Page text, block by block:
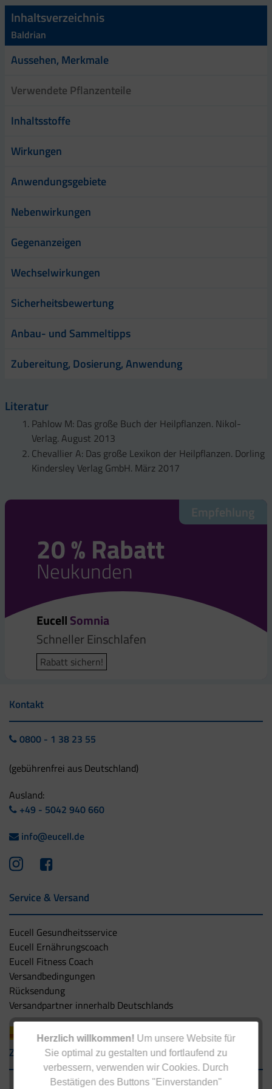
Herzlich willkommen! Um unsere Website für
Sie optimal zu gestalten und fortlaufend zu
verbessern, verwenden wir Cookies. Durch
Bestätigen des Buttons "Einverstanden"
Inhaltsverzeichnis
Baldrian
Aussehen, Merkmale
Verwendete Pflanzenteile
Inhaltsstoffe
Wirkungen
Anwendungsgebiete
Nebenwirkungen
Gegenanzeigen
Wechselwirkungen
Sicherheitsbewertung
Anbau- und Sammeltipps
Zubereitung, Dosierung, Anwendung
Literatur
Pahlow M: Das große Buch der Heilpflanzen. Nikol-
Verlag. August 2013
Chevallier A: Das große Lexikon der Heilpflanzen. Dorling
Kindersley Verlag GmbH. März 2017
Empfehlung
20 % Rabatt
Neukunden
EucellSomnia
Schneller Einschlafen
Rabatt sichern!
Kontakt
0800 - 1 38 23 55
(gebührenfrei aus Deutschland)
Ausland:
+49 - 5042 940 660
info@eucell.de
Service & Versand
Eucell Gesundheitsservice
Eucell Ernährungscoach
Eucell Fitness Coach
Versandbedingungen
Rücksendung
Versandpartner innerhalb Deutschlands
Zahlungsarten